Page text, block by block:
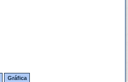
Gráfica